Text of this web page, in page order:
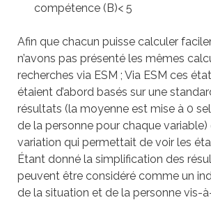
compétence (B)< 5
Afin que chacun puisse calculer
n’avons pas présenté les mêmes
recherches via ESM ; Via ESM ces
étaient d’abord basés sur une
résultats (la moyenne est mise à 0
de la personne pour chaque variable)
variation qui permettait de voir les
Étant donné la simplification des
peuvent être considéré comme un
de la situation et de la personne vis-